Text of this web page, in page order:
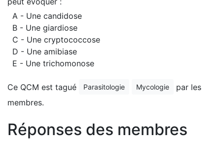
A - Une candidose
B - Une giardiose
C - Une cryptococcose
D - Une amibiase
E - Une trichomonose
Ce QCM est tagué Parasitologie Mycologie
par les
membres.
Réponses des membres